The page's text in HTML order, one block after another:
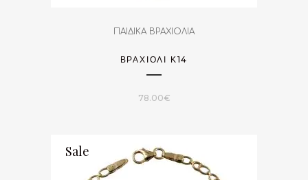
ΠΑΙΔΙΚΑ ΒΡΑΧΙΟΛΙΑ
ΒΡΑΧΙΌΛΙ Κ14
78.00€
Sale